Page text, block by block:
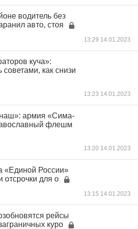
водитель без
авто, стоя
13:29 14.01.2023
куча»:
как снизи
13:23 14.01.2023
армия «Сима-
флешм
13:20 14.01.2023
«Единой России»
отсрочки для о
13:15 14.01.2023
рейсы
куро